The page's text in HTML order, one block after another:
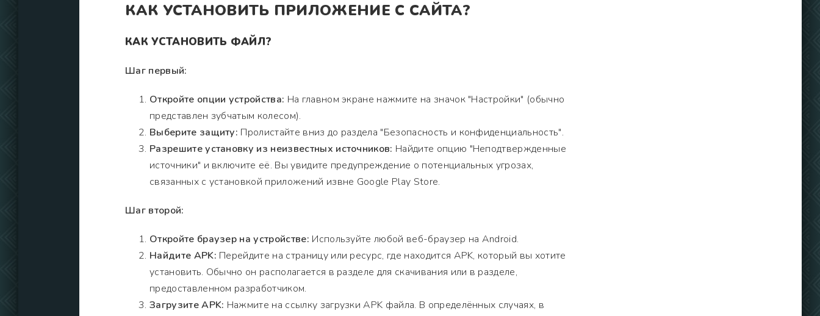
КАК УСТАНОВИТЬ ПРИЛОЖЕНИЕ С САЙТА?
КАК УСТАНОВИТЬ ФАЙЛ?
Шаг первый:
Откройте опции устройства: На главном экране нажмите на значок "Настройки" (обычно
представлен зубчатым колесом).
Выберите защиту: Пролистайте вниз до раздела "Безопасность и конфиденциальность".
Разрешите установку из неизвестных источников: Найдите опцию "Неподтвержденные
источники" и включите её. Вы увидите предупреждение о потенциальных угрозах,
связанных с установкой приложений извне Google Play Store.
Шаг второй:
Откройте браузер на устройстве: Используйте любой веб-браузер на Android.
Найдите APK: Перейдите на страницу или ресурс, где находится APK, который вы хотите
установить. Обычно он располагается в разделе для скачивания или в разделе,
предоставленном разработчиком.
Загрузите APK: Нажмите на ссылку загрузки APK файла. В определённых случаях, в